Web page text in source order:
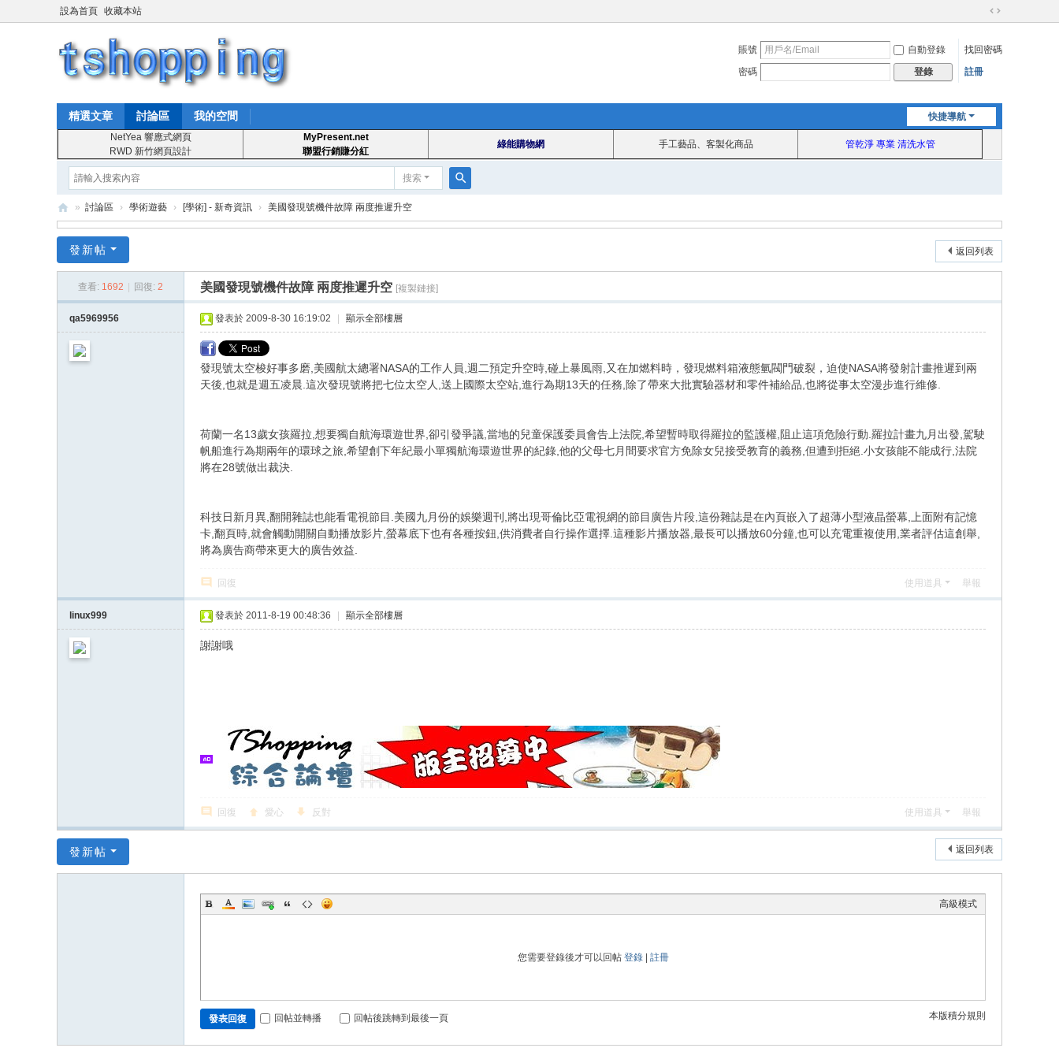
設為首頁 收藏本站
切
到
賬號 自動登錄
找回密碼
密碼
登錄 註冊
快捷導航
精選文章 討論區 我的空間
NetYea 響應式網頁
RWD 新竹網頁設計
MyPresent.net
聯盟行銷賺分紅
綠能購物網 手工藝品、客製化商品 管乾淨 專業 清洗水管
搜索
索
T
ho
pp
» 討論區 › 學術遊藝 › [學術] - 新奇資訊 › 美國發現號機件故障 兩度推遲升空
返回列表
發新帖
查看: 1692 回復: 2 美國發現號機件故障 兩度推遲升空 [複製鏈接]
qa5969956 發表於 2009-8-30 16:19:02 顯示全部樓層
發現號太空梭好事多磨,美國航太總署NASA的工作人員,週二預定升空時,碰上暴風雨,又在加燃料時，發現燃料箱液態氫閥門破裂，迫使NASA將發射計畫推遲到兩
天後,也就是週五凌晨.這次發現號將把七位太空人,送上國際太空站,進行為期13天的任務,除了帶來大批實驗器材和零件補給品,也將從事太空漫步進行維修.
荷蘭一名13歲女孩羅拉,想要獨自航海環遊世界,卻引發爭議,當地的兒童保護委員會告上法院,希望暫時取得羅拉的監護權,阻止這項危險行動.羅拉計畫九月出發,駕駛
帆船進行為期兩年的環球之旅,希望創下年紀最小單獨航海環遊世界的紀錄,他的父母七月間要求官方免除女兒接受教育的義務,但遭到拒絕.小女孩能不能成行,法院
將在28號做出裁決.
科技日新月異,翻開雜誌也能看電視節目.美國九月份的娛樂週刊,將出現哥倫比亞電視網的節目廣告片段,這份雜誌是在內頁嵌入了超薄小型液晶螢幕,上面附有記憶
卡,翻頁時,就會觸動開關自動播放影片,螢幕底下也有各種按鈕,供消費者自行操作選擇.這種影片播放器,最長可以播放60分鐘,也可以充電重複使用,業者評估這創舉,
將為廣告商帶來更大的廣告效益.
回復 使用道具 舉報
linux999 發表於 2011-8-19 00:48:36 顯示全部樓層
謝謝哦
回復 愛心 反對 使用道具 舉報
返回列表
發新帖
高級模式
您需要登錄後才可以回帖 登錄| 註冊
本版積分規則
發表回復 回帖並轉播 回帖後跳轉到最後一頁